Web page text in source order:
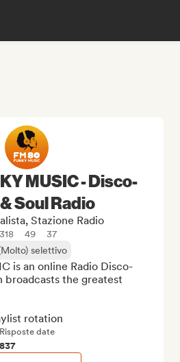
MUSIC - Disco-
Soul Radio
Stazione Radio
318 49
37
selettivo
is an online Radio Disco-
broadcasts the greatest
rotation
Risposte date
837